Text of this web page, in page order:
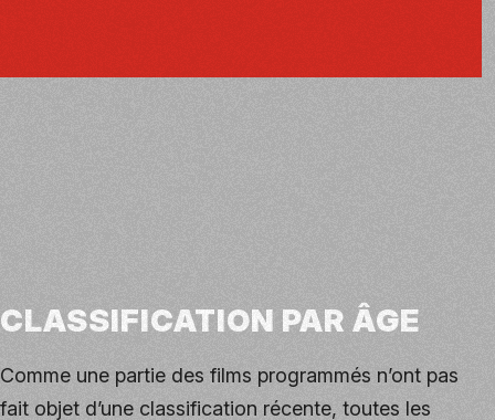
CLASSIFICATION PAR ÂGE
Comme une partie des films programmés n’ont pas
fait objet d’une classification récente, toutes les